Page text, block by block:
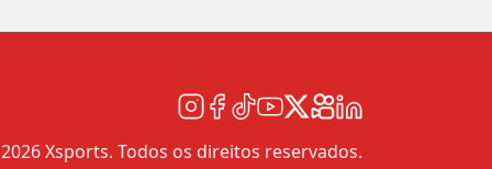
Xsports. Todos os direitos reservados.